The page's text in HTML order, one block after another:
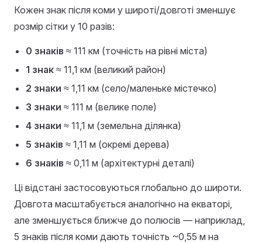
Кожен знак після коми у широті/довготі зменшує
розмір сітки у 10 разів:
0 знаків ≈ 111 км (точність на рівні міста)
1 знак ≈ 11,1 км (великий район)
2 знаки ≈ 1,11 км (село/маленьке містечко)
3 знаки ≈ 111 м (велике поле)
4 знаки ≈ 11,1 м (земельна ділянка)
5 знаків ≈ 1,11 м (окремі дерева)
6 знаків ≈ 0,11 м (архітектурні деталі)
Ці відстані застосовуються глобально до широти.
Довгота масштабується аналогічно на екваторі,
але зменшується ближче до полюсів — наприклад,
5 знаків після коми дають точність ~0,55 м на